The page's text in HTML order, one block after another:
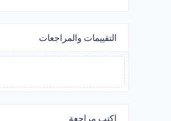
التقييمات والمراجعات
اكتب مراجعة